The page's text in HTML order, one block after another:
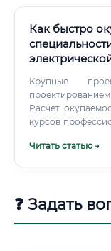
Как быстро
Крупные
Расчет
курсов
Читать статью →
❓ Задать